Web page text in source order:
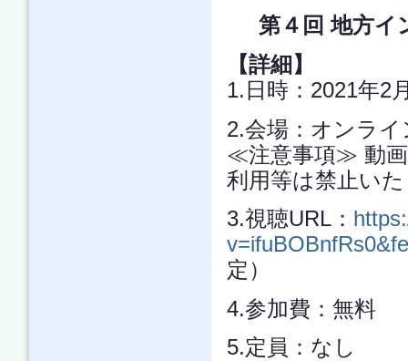
第４回 地方イ
【詳細】
1.日時：2021年2
2.会場：オンラ
≪注意事項≫ 動画
利用等は禁止い
3.視聴URL：
定）
4.参加費：無料
5.定員：なし